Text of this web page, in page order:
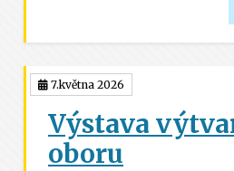
7.května 2026
Výstava
oboru